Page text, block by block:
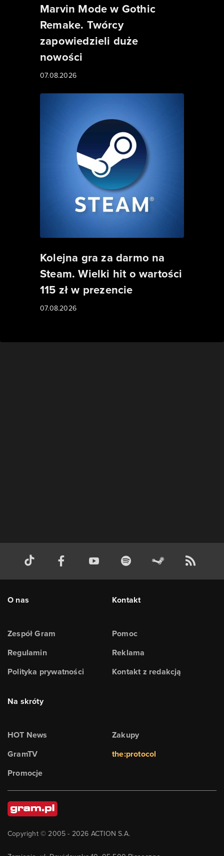
Marvin Mode w Gothic
Remake. Twórcy
zapowiedzieli duże
nowości
07.08.2026
Kolejna gra za darmo na
Steam. Wielki hit o wartości
115 zł w prezencie
07.08.2026
O nas
Zespół Gram
Regulamin
Polityka prywatności
Kontakt
Pomoc
Reklama
Kontakt z redakcją
Na skróty
HOT News
GramTV
Promocje
Zakupy
the:protocol
Copyright © 2005 - 2026 ACTION S.A.